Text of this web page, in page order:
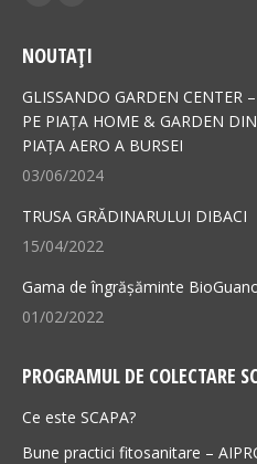
Facebook
opens
in
new
window
Mail
opens
in
new
window
NOUTAȚI
GLISSANDO GARDEN CENTER
PE PIAȚA HOME & GARDEN
PIAȚA AERO A BURSEI
03/06/2024
TRUSA GRĂDINARULUI DIBACI
15/04/2022
Gama de îngrășăminte
01/02/2022
PROGRAMUL DE COLECTARE
Ce este SCAPA?
Bune practici fitosanitare –